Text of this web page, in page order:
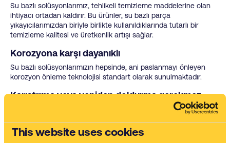
This website uses cookies
Su bazlı solüsyonlarımız, tehlikeli temizleme maddelerine olan
ihtiyacı ortadan kaldırır. Bu ürünler, su bazlı parça
yıkayıcılarımızdan biriyle birlikte kullanıldıklarında tutarlı bir
temizleme kalitesi ve üretkenlik artışı sağlar.
Korozyona karşı dayanıklı
Su bazlı solüsyonlarımızın hepsinde, ani paslanmayı önleyen
korozyon önleme teknolojisi standart olarak sunulmaktadır.
Karıştırma veya yeniden doldurma gerekmez
Kimyasallarımız her zaman uzman ekibimiz tarafından tedarik
temizleme kimyasalları tedarik etmekle veya bunların etkinliğini
denemekle vakit kaybetmez.